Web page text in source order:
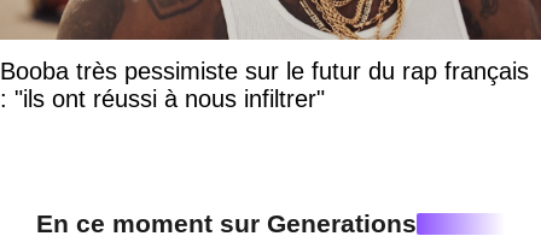
Booba très pessimiste sur le futur du rap français
: "ils ont réussi à nous infiltrer"
En ce moment sur Generations